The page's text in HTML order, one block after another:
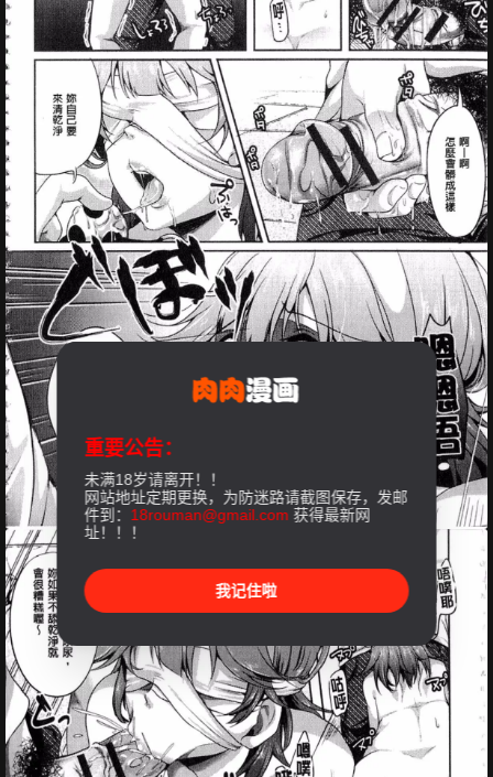
重要公告：
未满18岁请离开！！
网站地址定期更换，为防迷路请截图保存，发邮
件到： 18rouman@gmail.com 获得最新网
址！！！
我记住啦